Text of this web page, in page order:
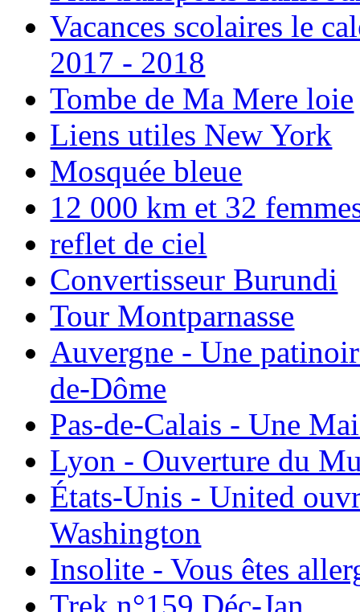
Vacances scolaires le
2017 - 2018
Tombe de Ma Mere loie
Liens utiles New York
Mosquée bleue
12 000 km et 32
reflet de ciel
Convertisseur Burundi
Tour Montparnasse
Auvergne - Une
de-Dôme
Pas-de-Calais - Une
Lyon - Ouverture du
États-Unis - United
Washington
Insolite - Vous êtes
Trek n°159 Déc-Jan